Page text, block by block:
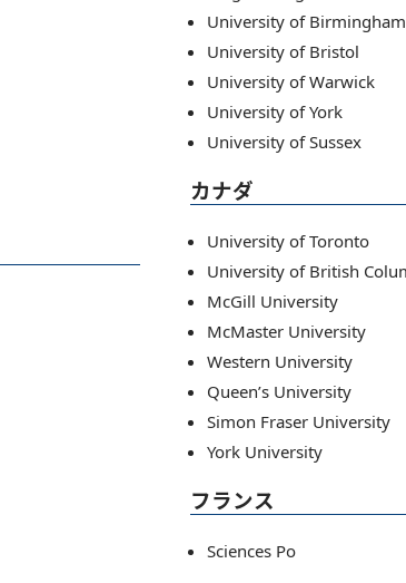
University of Birmingham
University of Bristol
University of Warwick
University of York
University of Sussex
カナダ
University of Toronto
University of British
McGill University
McMaster University
Western University
Queen’s University
Simon Fraser University
York University
フランス
Sciences Po